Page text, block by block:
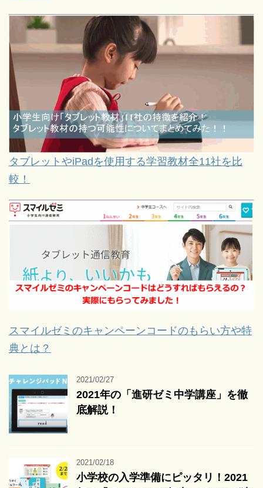
タブレットやiPadを使用する学習教材全11社を比
較！
スマイルゼミのキャンペーンコードのもらい方や特
典とは？
2021/02/27
2021年の「進研ゼミ中学講座」を徹
底解説！
2021/02/18
小学校の入学準備にピッタリ！2021